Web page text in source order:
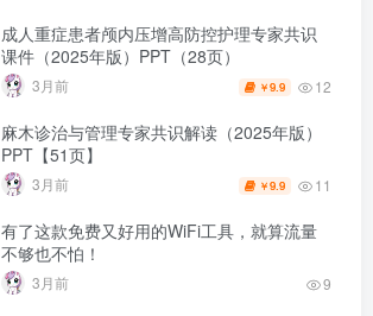
成人重症患者颅内压增高防控护理专家共识
课件（2025年版）PPT（28页）
3月前 ￥9.9 12
麻木诊治与管理专家共识解读（2025年版）
PPT【51页】
3月前 ￥9.9 11
有了这款免费又好用的WiFi工具，就算流量
不够也不怕！
3月前 9